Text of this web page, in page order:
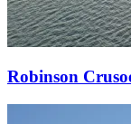
Robinson